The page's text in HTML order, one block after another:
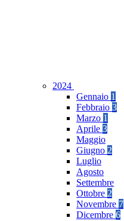
2024
Gennaio 1
Febbraio 3
Marzo 1
Aprile 3
Maggio
Giugno 2
Luglio
Agosto
Settembre
Ottobre 2
Novembre 7
Dicembre 6